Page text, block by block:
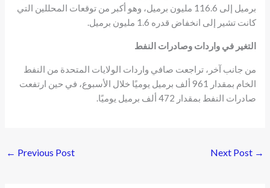
برميل إلى 116.6 مليون برميل، وهو أكبر من توقعات المحللين التي
كانت تشير إلى انخفاض قدره 1.6 مليون برميل.
التغير في واردات وصادرات النفط
من جانب آخر، تراجعت صافي واردات الولايات المتحدة من النفط
الخام بمقدار 961 ألف برميل يوميًا خلال الأسبوع، في حين ارتفعت
صادرات النفط بمقدار 472 ألف برميل يوميًا.
← Previous Post Next Post →